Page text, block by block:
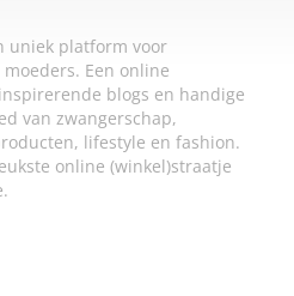
uniek platform voor
Een online
blogs en handige
van zwangerschap,
lifestyle en fashion.
online (winkel)straatje